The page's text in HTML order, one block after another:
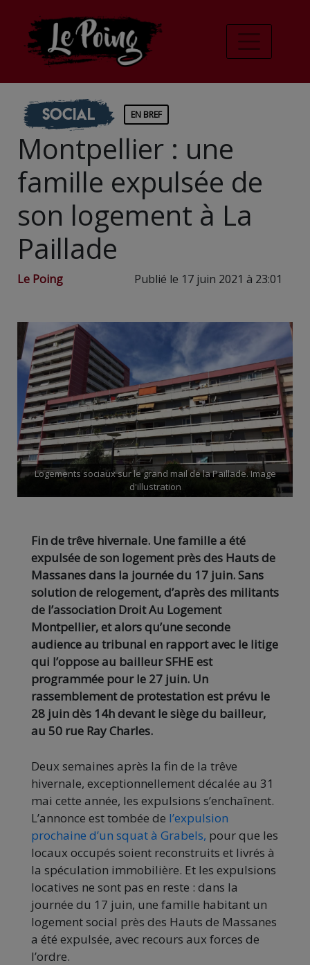
Social EN BREF
Montpellier : une
famille expulsée de
son logement à La
Paillade
Le Poing Publié le 17 juin 2021 à 23:01
Logements sociaux sur le grand mail de la Paillade. Image
d'illustration
Fin de trêve hivernale. Une famille a été
expulsée de son logement près des Hauts de
Massanes dans la journée du 17 juin. Sans
solution de relogement, d’après des militants
de l’association Droit Au Logement
Montpellier, et alors qu’une seconde
audience au tribunal en rapport avec le litige
qui l’oppose au bailleur SFHE est
programmée pour le 27 juin. Un
rassemblement de protestation est prévu le
28 juin dès 14h devant le siège du bailleur,
au 50 rue Ray Charles.
Deux semaines après la fin de la trêve
hivernale, exceptionnellement décalée au 31
mai cette année, les expulsions s’enchaînent.
L’annonce est tombée de l’expulsion
prochaine d’un squat à Grabels, pour que les
locaux occupés soient reconstruits et livrés à
la spéculation immobilière. Et les expulsions
locatives ne sont pas en reste : dans la
journée du 17 juin, une famille habitant un
logement social près des Hauts de Massanes
a été expulsée, avec recours aux forces de
l’ordre.